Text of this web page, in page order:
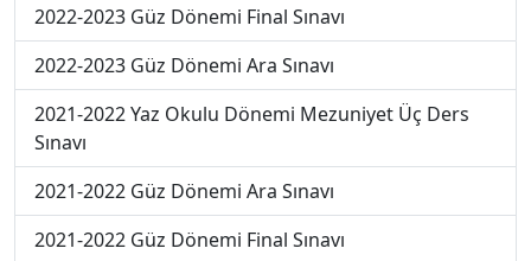
2022-2023 Güz Dönemi Final Sınavı
2022-2023 Güz Dönemi Ara Sınavı
2021-2022 Yaz Okulu Dönemi Mezuniyet Üç Ders
Sınavı
2021-2022 Güz Dönemi Ara Sınavı
2021-2022 Güz Dönemi Final Sınavı